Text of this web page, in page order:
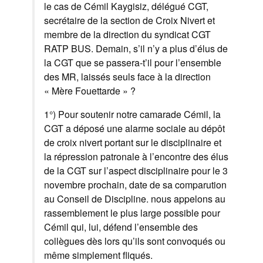
le cas de Cémil Kaygisiz, délégué CGT,
secrétaire de la section de Croix Nivert et
membre de la direction du syndicat CGT
RATP BUS. Demain, s’il n’y a plus d’élus de
la CGT que se passera-t’il pour l’ensemble
des MR, laissés seuls face à la direction
« Mère Fouettarde » ?
1°) Pour soutenir notre camarade Cémil, la
CGT a déposé une alarme sociale au dépôt
de croix nivert portant sur le disciplinaire et
la répression patronale à l’encontre des élus
de la CGT sur l’aspect disciplinaire pour le 3
novembre prochain, date de sa comparution
au Conseil de Discipline. nous appelons au
rassemblement le plus large possible pour
Cémil qui, lui, défend l’ensemble des
collègues dès lors qu’ils sont convoqués ou
même simplement fliqués.